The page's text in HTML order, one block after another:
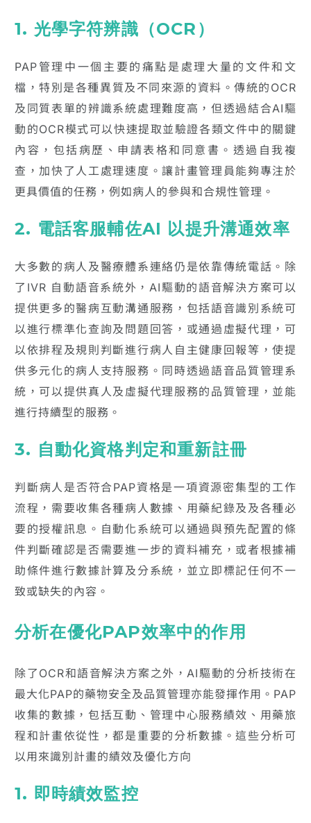
1. 光學字符辨識（OCR）
PAP管理中一個主要的痛點是處理大量的文件和文
檔，特別是各種異質及不同來源的資料。傳統的OCR
及同質表單的辨識系統處理難度高，但透過結合AI驅
動的OCR模式可以快速提取並驗證各類文件中的關鍵
內容，包括病歷、申請表格和同意書。透過自我複
查，加快了人工處理速度。讓計畫管理員能夠專注於
更具價值的任務，例如病人的參與和合規性管理。
2. 電話客服輔佐AI 以提升溝通效率
大多數的病人及醫療體系連絡仍是依靠傳統電話。除
了IVR 自動語音系統外，AI驅動的語音解決方案可以
提供更多的醫病互動溝通服務，包括語音識別系統可
以進行標準化查詢及問題回答，或通過虛擬代理，可
以依排程及規則判斷進行病人自主健康回報等，使提
供多元化的病人支持服務。同時透過語音品質管理系
統，可以提供真人及虛擬代理服務的品質管理，並能
進行持續型的服務。
3. 自動化資格判定和重新註冊
判斷病人是否符合PAP資格是一項資源密集型的工作
流程，需要收集各種病人數據、用藥紀錄及及各種必
要的授權訊息。自動化系統可以通過與預先配置的條
件判斷確認是否需要進一步的資料補充，或者根據補
助條件進行數據計算及分系統，並立即標記任何不一
致或缺失的內容。
分析在優化PAP效率中的作用
除了OCR和語音解決方案之外，AI驅動的分析技術在
最大化PAP的藥物安全及品質管理亦能發揮作用。PAP
收集的數據，包括互動、管理中心服務績效、用藥旅
程和計畫依從性，都是重要的分析數據。這些分析可
以用來識別計畫的績效及優化方向
1. 即時績效監控